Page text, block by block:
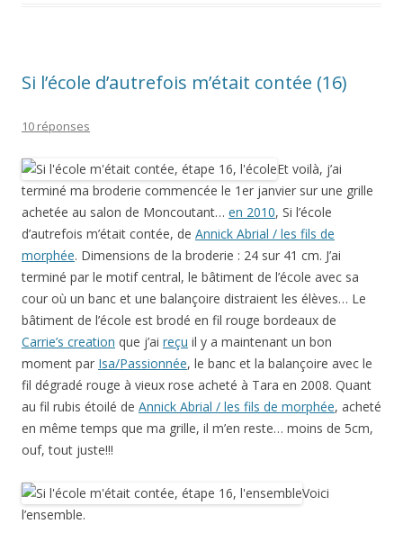
Si l’école d’autrefois m’était contée (16)
10 réponses
Et voilà, j’ai
terminé ma broderie commencée le 1er janvier sur une grille
achetée au salon de Moncoutant… en 2010, Si l’école
d’autrefois m’était contée, de Annick Abrial / les fils de
morphée. Dimensions de la broderie : 24 sur 41 cm. J’ai
terminé par le motif central, le bâtiment de l’école avec sa
cour où un banc et une balançoire distraient les élèves… Le
bâtiment de l’école est brodé en fil rouge bordeaux de
Carrie’s creation que j’ai reçu il y a maintenant un bon
moment par Isa/Passionnée, le banc et la balançoire avec le
fil dégradé rouge à vieux rose acheté à Tara en 2008. Quant
au fil rubis étoilé de Annick Abrial / les fils de morphée, acheté
en même temps que ma grille, il m’en reste… moins de 5cm,
ouf, tout juste!!!
Voici
l’ensemble.